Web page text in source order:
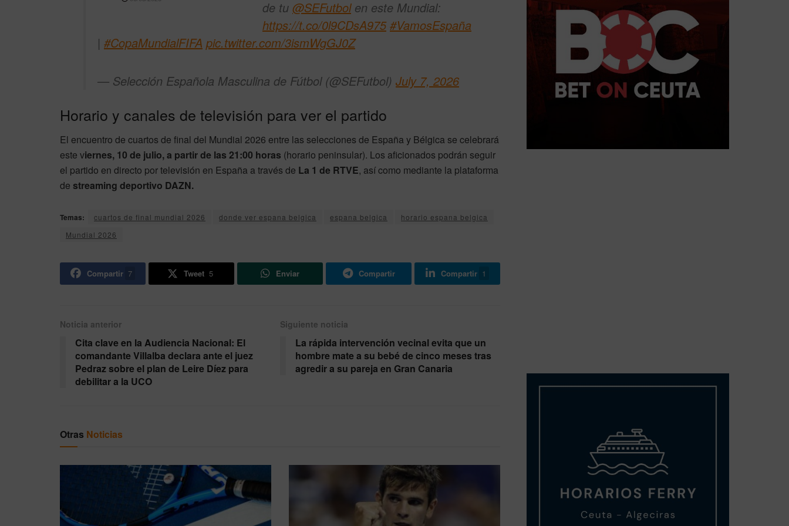
de tu @SEFutbolen este Mundial:
https://t.co/0l9CDsA975 #VamosEspaña
| #CopaMundialFIFA pic.twitter.com/3ismWgGJ0Z
— Selección Española Masculina de Fútbol (@SEFutbol) July 7, 2026
Horario y canales de televisión para ver el partido
El encuentro de cuartos de final del Mundial 2026 entre las selecciones de España y Bélgica se celebrará
este viernes, 10 de julio, a partir de las 21:00 horas (horario peninsular). Los aficionados podrán seguir
el partido en directo por televisión en España a través de La 1 de RTVE, así como mediante la plataforma
de streaming deportivo DAZN.
Temas: cuartos de final mundial 2026 donde ver espana belgica espana belgica
horario espana belgica
Mundial 2026
Compartir 7 Tweet 5 Enviar Compartir Compartir 1
Noticia anterior
Cita clave en la Audiencia Nacional: El
comandante Villalba declara ante el juez
Pedraz sobre el plan de Leire Díez para
debilitar a la UCO
Siguiente noticia
La rápida intervención vecinal evita que un
hombre mate a su bebé de cinco meses tras
agredir a su pareja en Gran Canaria
Otras Noticias